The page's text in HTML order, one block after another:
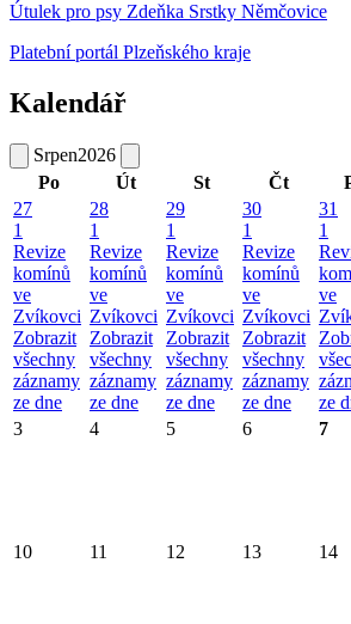
Útulek pro psy Zdeňka Srstky Němčovice
Platební portál Plzeňského kraje
Kalendář
Srpen2026
Po
Út St Čt
27
1
Revize
komínů
ve
Zvíkovci
Zobrazit
všechny
záznamy
ze dne
28
1
Revize
komínů
ve
Zvíkovci
Zobrazit
všechny
záznamy
ze dne
29
1
Revize
komínů
ve
Zvíkovci
Zobrazit
všechny
záznamy
ze dne
30
1
Revize
komínů
ve
Zvíkovci
Zobrazit
všechny
záznamy
ze dne
31
1
ve
ze
3 4 5 6 7
10 11 12 13 14